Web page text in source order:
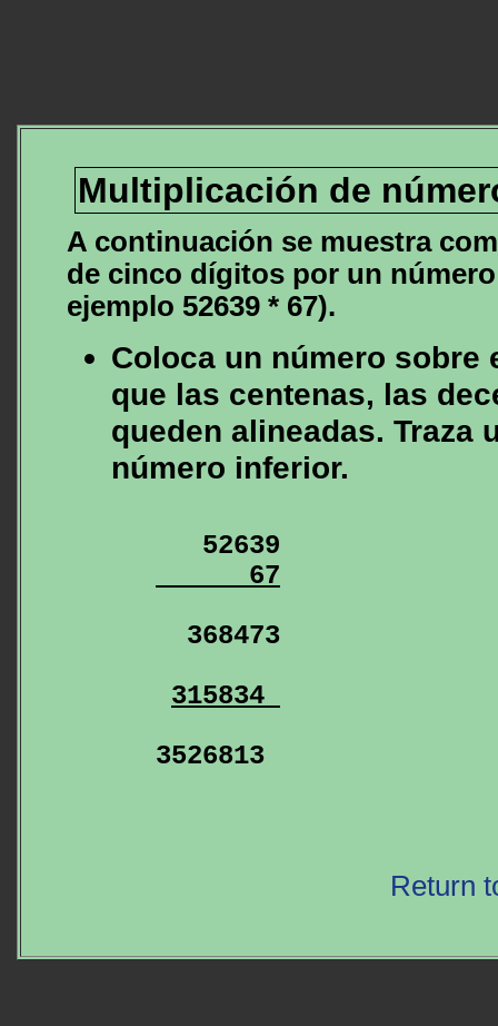
Multiplicación de
A continuación se muestra
de cinco dígitos por un
ejemplo 52639 * 67).
Coloca un número sobre
que las centenas, las
queden alineadas. Traza
número inferior.
67
315834
3526813
Return